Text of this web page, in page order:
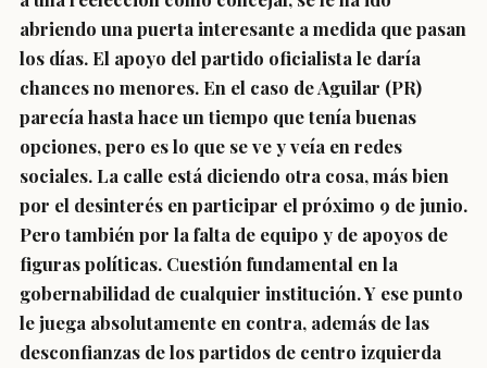
abriendo una puerta interesante a medida que pasan
los días. El apoyo del partido oficialista le daría
chances no menores. En el caso de Aguilar (PR)
parecía hasta hace un tiempo que tenía buenas
opciones, pero es lo que se ve y veía en redes
sociales. La calle está diciendo otra cosa, más bien
por el desinterés en participar el próximo 9 de junio.
Pero también por la falta de equipo y de apoyos de
figuras políticas. Cuestión fundamental en la
gobernabilidad de cualquier institución. Y ese punto
le juega absolutamente en contra, además de las
desconfianzas de los partidos de centro izquierda